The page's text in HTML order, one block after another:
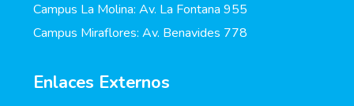
Campus La Molina: Av. La Fontana 955
Campus Miraflores: Av. Benavides 778
Enlaces Externos